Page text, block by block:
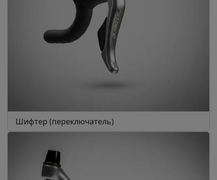
Шифтер (переключатель)